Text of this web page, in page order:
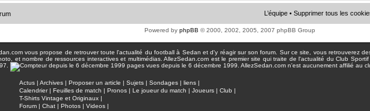
L’équipe • Supprimer tous les
Powered by phpBB © 2000, 2002, 2005, 2007 phpBB Group
vous propose de retrouver toute l'actualité du football à Sedan et d'y réagir sur son forum. Sur ce site, vous retrouverez
et nombre de ressources interactives et multimédias. AllezSedan.com est le premier site qui traite de l'actualité du Club
pages vues depuis le 6 décembre 1999. AllezSedan.com n'est aucunement affilié au
Actus | Archives | Proposer un article | Sujets | Sondages | liens |
Calendrier| Feuilles de match | Pronos | Le joueur du match | Joueurs | Club |
T-Shirts Vintage et Originaux |
Forum | Chat | Photos | Videos |